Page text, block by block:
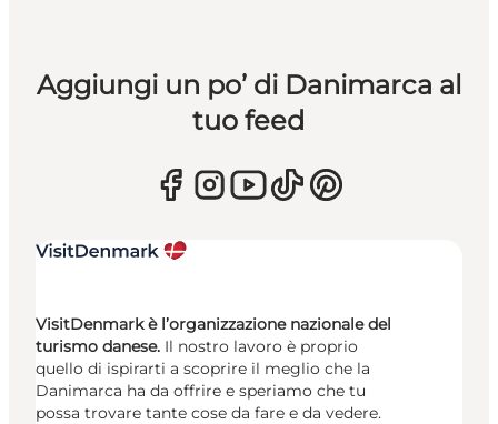
Aggiungi un po’ di Danimarca al
tuo feed
VisitDenmark è l’organizzazione nazionale del
turismo danese. Il nostro lavoro è proprio
quello di ispirarti a scoprire il meglio che la
Danimarca ha da offrire e speriamo che tu
possa trovare tante cose da fare e da vedere.